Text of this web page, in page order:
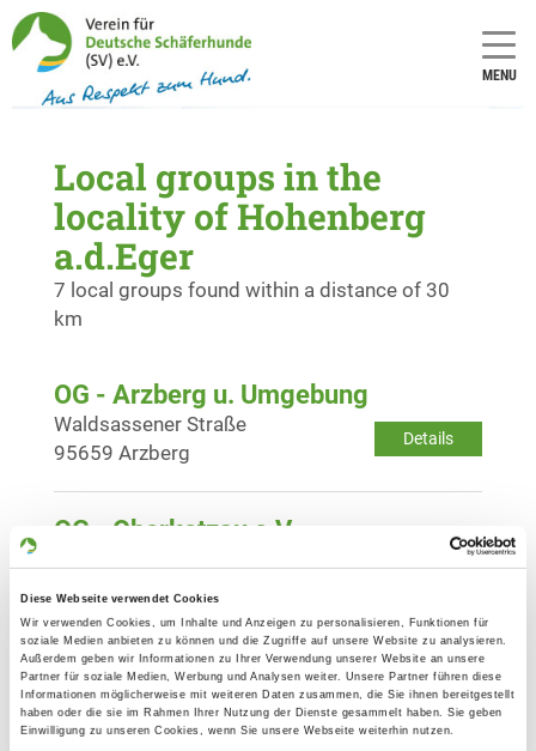
Diese Webseite verwendet Cookies
Wir verwenden Cookies, um Inhalte und Anzeigen zu personalisieren, Funktionen für
soziale Medien anbieten zu können und die Zugriffe auf unsere Website zu analysieren.
Außerdem geben wir Informationen zu Ihrer Verwendung unserer Website an unsere
Partner für soziale Medien, Werbung und Analysen weiter. Unsere Partner führen diese
Informationen möglicherweise mit weiteren Daten zusammen, die Sie ihnen bereitgestellt
haben oder die sie im Rahmen Ihrer Nutzung der Dienste gesammelt haben. Sie geben
Einwilligung zu unseren Cookies, wenn Sie unsere Webseite weiterhin nutzen.
MENU
Local groups in the
locality of Hohenberg
a.d.Eger
7 local groups found within a distance of 30
km
OG - Arzberg u. Umgebung
Details
Waldsassener Straße
95659 Arzberg
OG - Oberkotzau e.V.
Details
95145 Oberkotzau
OG - Schwarzenbach/Saale e.V.
Details
Schützenstr. 18
95126 Schwarzenbach/Saale